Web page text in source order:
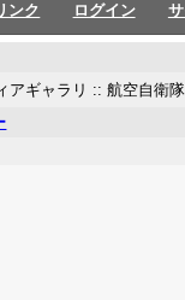
ンク ログイン
アギャラリ ::航空自衛隊